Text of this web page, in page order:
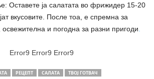
Оставете ја салатата во фрижидер 15-20
вкусовите. После тоа, е спремна за
и погодна за разни пригоди
Error9 Error9 Error9
РЕЦЕПТ САЛАТА ТВОЈ ГОТВАЧ